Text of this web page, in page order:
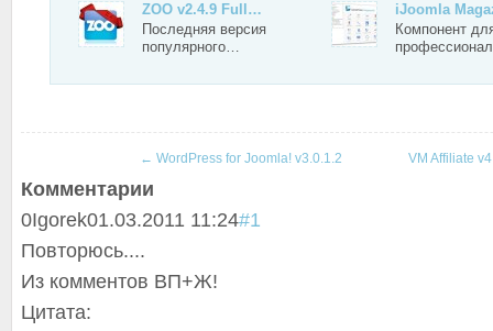
ZOO v2.4.9 Full…
Последняя версия
популярного…
iJoomla
Компонент
← WordPress for Joomla! v3.0.1.2 VM Affiliate
Комментарии
0Igorek01.03.2011 11:24#1
Повторюсь....
Из комментов ВП+Ж!
Цитата: